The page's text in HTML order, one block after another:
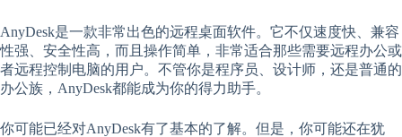
AnyDesk是一款非常出色的远程桌面软件。它不仅速度快、兼容
性强、安全性高，而且操作简单，非常适合那些需要远程办公或
者远程控制电脑的用户。不管你是程序员、设计师，还是普通的
办公族，AnyDesk都能成为你的得力助手。
你可能已经对AnyDesk有了基本的了解。但是，你可能还在犹